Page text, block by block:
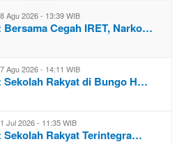
Agu 2026 - 13:39 WIB
Cegah IRET, Narko…
Agu 2026 - 14:11 WIB
Sekolah Rakyat di Bungo H…
Jul 2026 - 11:35 WIB
Sekolah Rakyat Terintegra…